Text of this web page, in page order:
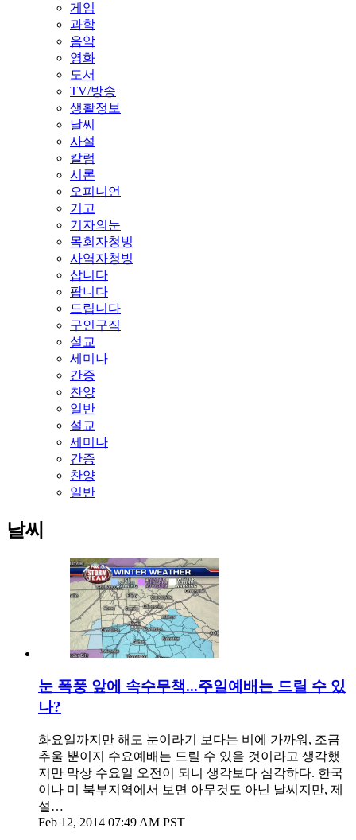
게임
과학
음악
영화
도서
TV/방송
생활정보
날씨
사설
칼럼
시론
오피니언
기고
기자의눈
목회자청빙
사역자청빙
삽니다
팝니다
드립니다
구인구직
설교
세미나
간증
찬양
일반
설교
세미나
간증
찬양
일반
날씨
눈 폭풍 앞에 속수무책...주일예배는 드릴 수 있
나?
화요일까지만 해도 눈이라기 보다는 비에 가까워, 조금
추울 뿐이지 수요예배는 드릴 수 있을 것이라고 생각했
지만 막상 수요일 오전이 되니 생각보다 심각하다. 한국
이나 미 북부지역에서 보면 아무것도 아닌 날씨지만, 제
설…
Feb 12, 2014 07:49 AM PST